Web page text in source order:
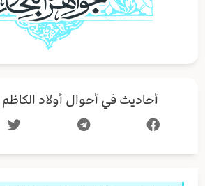
أحاديث في أحوال أولاد